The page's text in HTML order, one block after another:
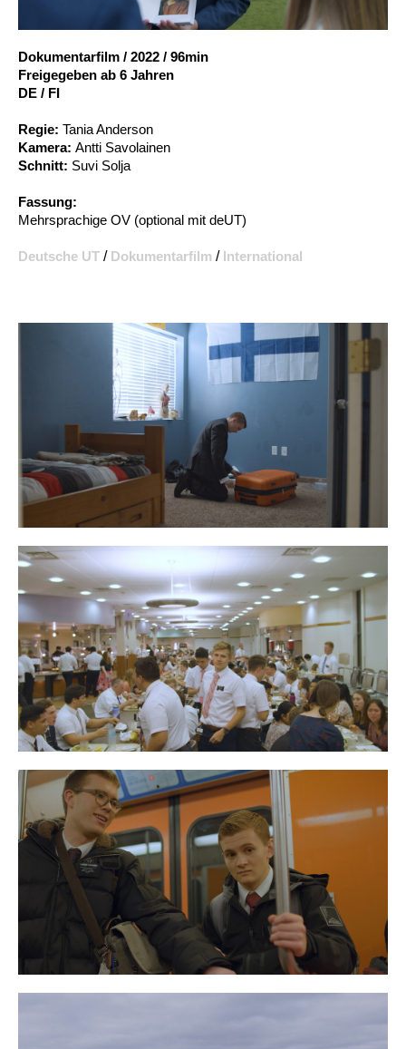
Account
Dokumentarfilm / 2022 / 96min
Freigegeben ab 6 Jahren
DE / FI
Regie: Tania Anderson
Kamera: Antti Savolainen
Schnitt: Suvi Solja
Fassung:
Mehrsprachige OV (optional mit deUT)
Deutsche UT / Dokumentarfilm / International